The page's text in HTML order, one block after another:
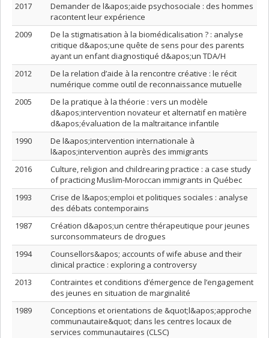
2017
Demander de l&apos;aide psychosociale : des hommes
racontent leur expérience
2009
De la stigmatisation à la biomédicalisation ? : analyse
critique d&apos;une quête de sens pour des parents
ayant un enfant diagnostiqué d&apos;un TDA/H
2012
De la relation d’aide à la rencontre créative : le récit
numérique comme outil de reconnaissance mutuelle
2005
De la pratique à la théorie : vers un modèle
d&apos;intervention novateur et alternatif en matière
d&apos;évaluation de la maltraitance infantile
1990
De l&apos;intervention internationale à
l&apos;intervention auprès des immigrants
2016
Culture, religion and childrearing practice : a case study
of practicing Muslim-Moroccan immigrants in Québec
1993
Crise de l&apos;emploi et politiques sociales : analyse
des débats contemporains
1987
Création d&apos;un centre thérapeutique pour jeunes
surconsommateurs de drogues
1994
Counsellors&apos; accounts of wife abuse and their
clinical practice : exploring a controversy
2013
Contraintes et conditions d’émergence de l’engagement
des jeunes en situation de marginalité
1989
Conceptions et orientations de &quot;l&apos;approche
communautaire&quot; dans les centres locaux de
services communautaires (CLSC)